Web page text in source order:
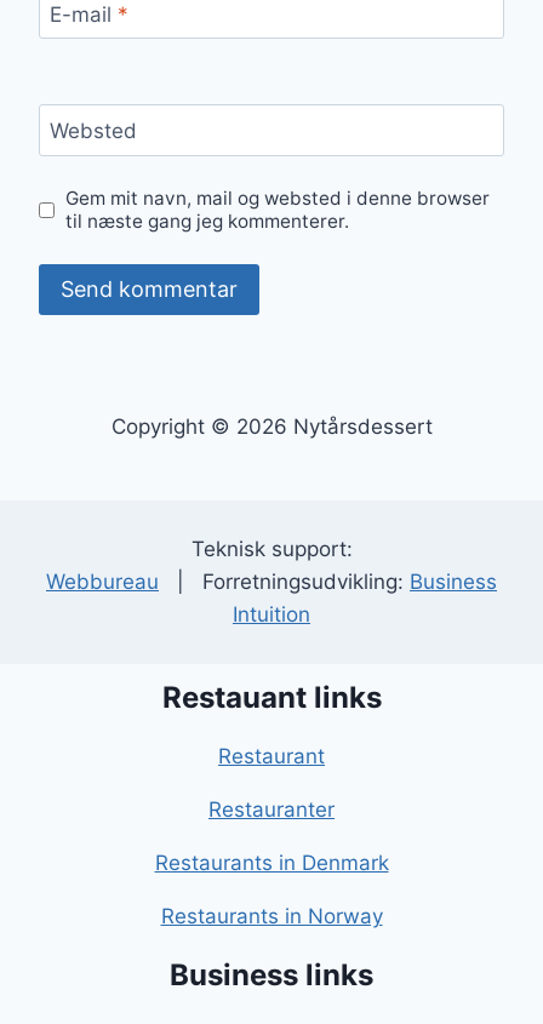
E-mail *
Websted
Gem mit navn, mail og websted i denne browser
til næste gang jeg kommenterer.
Copyright © 2026 Nytårsdessert
Teknisk support:
Webbureau | Forretningsudvikling: Business
Intuition
Restauant links
Restaurant
Restauranter
Restaurants in Denmark
Restaurants in Norway
Business links